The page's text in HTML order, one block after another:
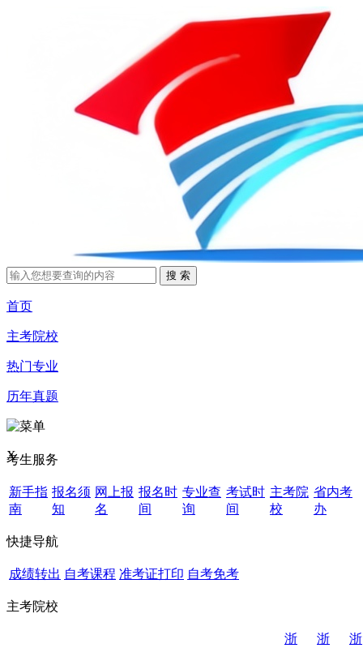
首页
主考院校
热门专业
历年真题
X
考生服务
新手指
南
报名须
知
网上报
名
报名时
间
专业查
询
考试时
间
主考院
校
省内考
办
快捷导航
成绩转出 自考课程 准考证打印 自考免考
主考院校
浙
浙
浙